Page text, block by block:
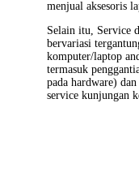
menjual aksesoris
Selain itu, Service
bervariasi
komputer/laptop
termasuk
pada hardware)
service kunjungan